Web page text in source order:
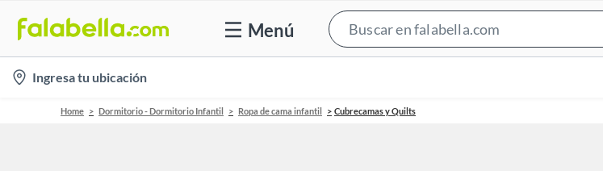
Menú
Bar
location-
icon
Ingresa tu ubicación
Home Dormitorio - Dormitorio Infantil Ropa de cama infantil Cubrecamas y Quilts